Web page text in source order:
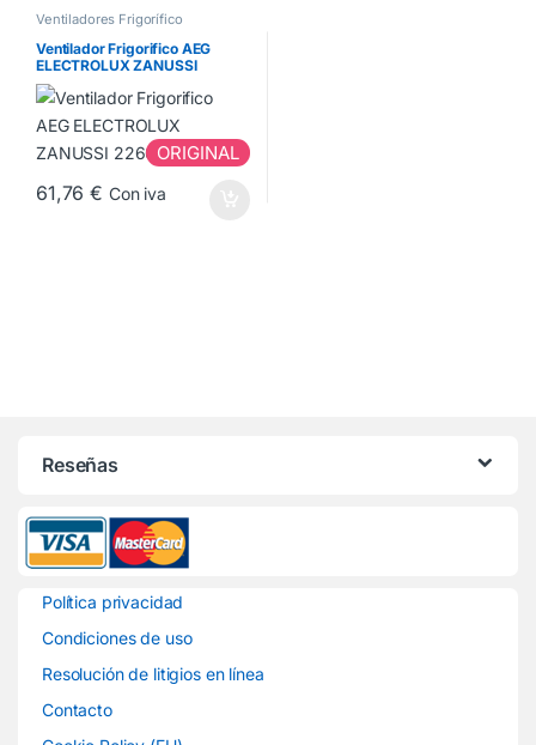
Ventiladores Frigorífico
Ventilador Frigorifico AEG
ELECTROLUX ZANUSSI
2260065319
ORIGINAL
61,76€ Con iva
Reseñas
Política privacidad
Condiciones de uso
Resolución de litigios en línea
Contacto